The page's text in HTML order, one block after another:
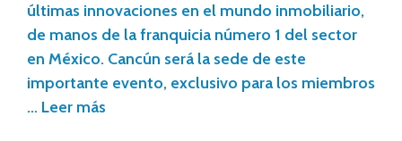
últimas innovaciones en el mundo inmobiliario,
de manos de la franquicia número 1 del sector
en México. Cancún será la sede de este
importante evento, exclusivo para los miembros
… Leer más